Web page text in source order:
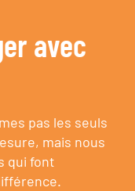
avec
pas les seuls
mais nous
qui font